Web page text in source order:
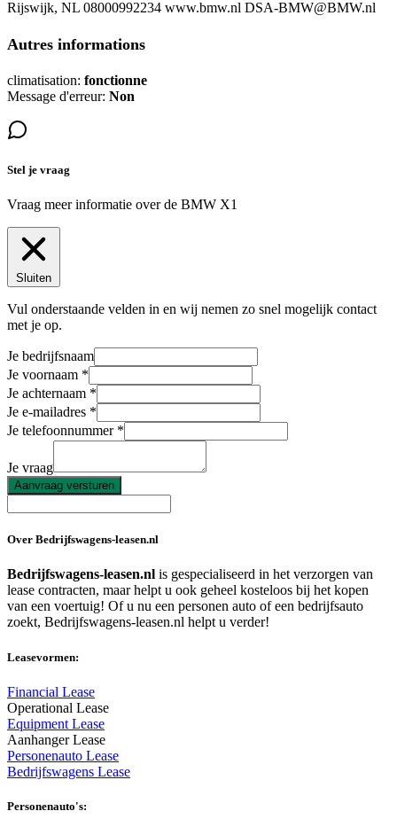
Rijswijk, NL 08000992234 www.bmw.nl DSA-BMW@BMW.nl
Autres informations
climatisation: fonctionne
Message d'erreur: Non
Stel je vraag
Vraag meer informatie over de BMW X1
Sluiten
Vul onderstaande velden in en wij nemen zo snel mogelijk contact
met je op.
Je bedrijfsnaam
Je voornaam
Je achternaam
Je e-mailadres
Je telefoonnummer
Je vraag
Aanvraag versturen
Over Bedrijfswagens-leasen.nl
Bedrijfswagens-leasen.nl is gespecialiseerd in het verzorgen van
lease contracten, maar helpt u ook geheel kosteloos bij het kopen
van een voertuig! Of u nu een personen auto of een bedrijfsauto
zoekt, Bedrijfswagens-leasen.nl helpt u verder!
Leasevormen:
Financial Lease
Operational Lease
Equipment Lease
Aanhanger Lease
Personenauto Lease
Bedrijfswagens Lease
Personenauto's: